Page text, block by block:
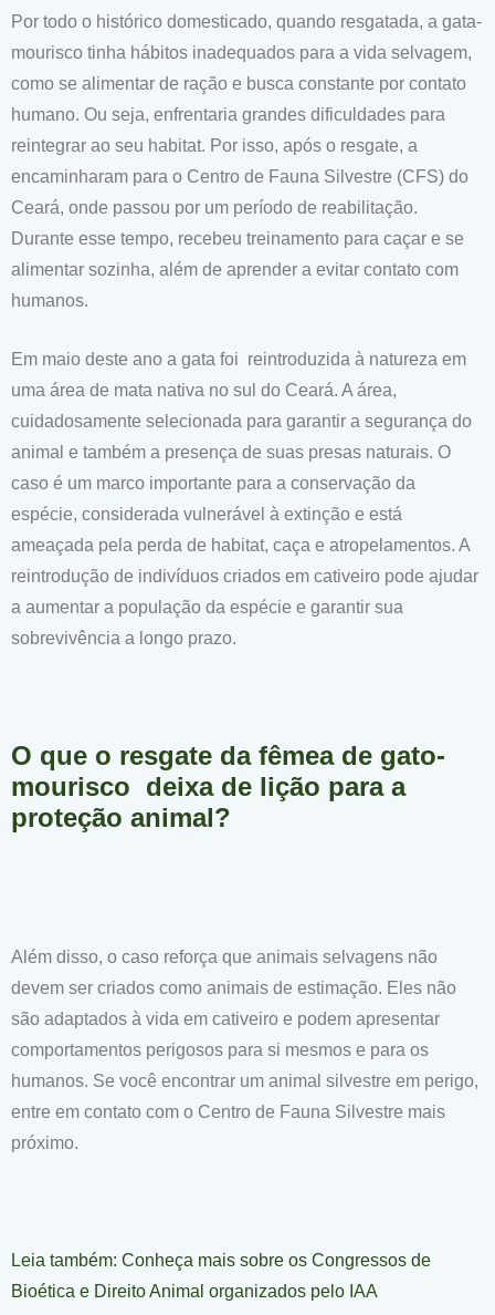
Por todo o histórico domesticado, quando resgatada, a gata-
mourisco tinha hábitos inadequados para a vida selvagem,
como se alimentar de ração e busca constante por contato
humano. Ou seja, enfrentaria grandes dificuldades para
reintegrar ao seu habitat. Por isso, após o resgate, a
encaminharam para o Centro de Fauna Silvestre (CFS) do
Ceará, onde passou por um período de reabilitação.
Durante esse tempo, recebeu treinamento para caçar e se
alimentar sozinha, além de aprender a evitar contato com
humanos.
Em maio deste ano a gata foi reintroduzida à natureza em
uma área de mata nativa no sul do Ceará. A área,
cuidadosamente selecionada para garantir a segurança do
animal e também a presença de suas presas naturais. O
caso é um marco importante para a conservação da
espécie, considerada vulnerável à extinção e está
ameaçada pela perda de habitat, caça e atropelamentos. A
reintrodução de indivíduos criados em cativeiro pode ajudar
a aumentar a população da espécie e garantir sua
sobrevivência a longo prazo.
O que o resgate da fêmea de gato-
mourisco deixa de lição para a
proteção animal?
Além disso, o caso reforça que animais selvagens não
devem ser criados como animais de estimação. Eles não
são adaptados à vida em cativeiro e podem apresentar
comportamentos perigosos para si mesmos e para os
humanos. Se você encontrar um animal silvestre em perigo,
entre em contato com o Centro de Fauna Silvestre mais
próximo.
Leia também: Conheça mais sobre os Congressos de
Bioética e Direito Animal organizados pelo IAA